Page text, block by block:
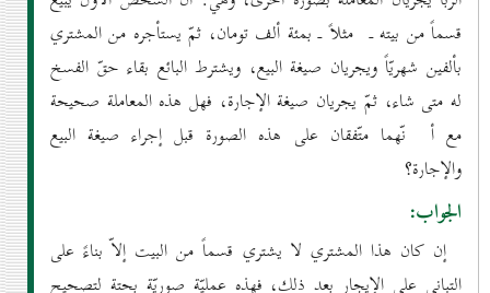
قسماً من بيته ـ مثلاً ـ بمئة ألف تومان، ثمّ يستأجره من المشتري
بألفين شهريّاً ويجريان صيغة البيع، ويشترط البائع بقاء حقّ الفسخ
له متى شاء، ثمّ يجريان صيغة الإجارة، فهل هذه المعاملة صحيحة
مع أ نّهما متّفقان على هذه الصورة قبل إجراء صيغة البيع
والإجارة؟
الجواب:
إن كان هذا المشتري لا يشتري قسماً من البيت إلاّ بناءً على
التباني على الإيجار بعد ذلك، فهذه عمليّة صوريّة بحتة لتصحيح